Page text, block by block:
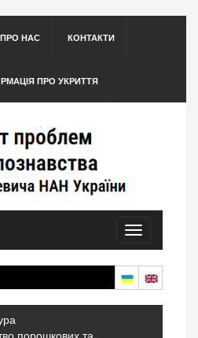
ПРО НАС КОНТАКТИ
ПРО УКРИТТЯ
Toggle
navigation
порошкових та